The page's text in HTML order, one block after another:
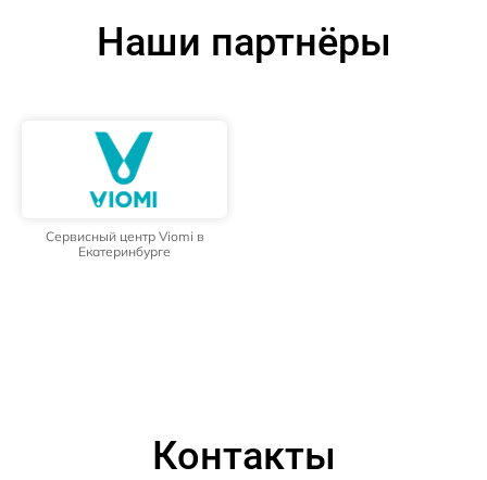
Наши партнёры
Сервисный центр Viomi в
Екатеринбурге
Контакты